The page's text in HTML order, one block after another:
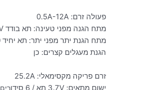
פעולה זרם: 0.5A-12A
מתח הגנה מפני טעינה: תא בודד 4.20V +/- 0.025V
מתח הגנת יתר מפני יתר: תא יחיד 2.50 וולט +/- 0.1 וולט
הגנת מעגלים קצרים: כן
זרם פריקה מקסימאלי: 25.2A
ישום מתאים: 3.7V תא / 6 סידו
רים